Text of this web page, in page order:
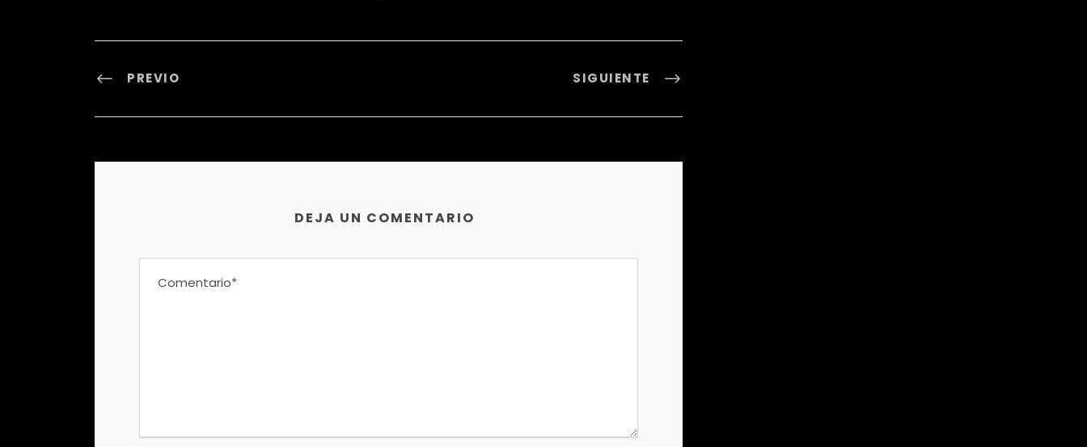
PREVIO SIGUIENTE
DEJA UN COMENTARIO